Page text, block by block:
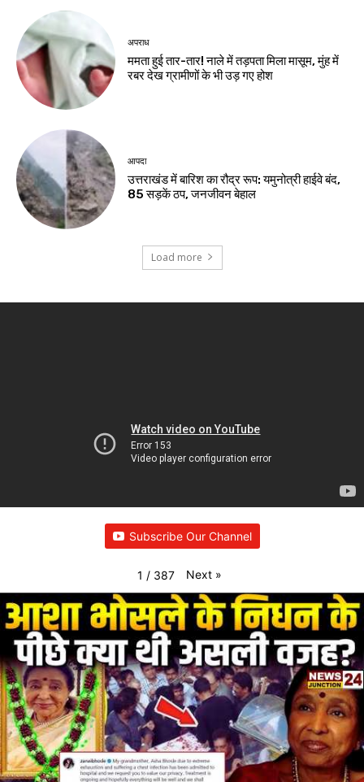
अपराध
ममता हुई तार-तार! नाले में तड़पता मिला मासूम, मुंह में
रबर देख ग्रामीणों के भी उड़ गए होश
आपदा
उत्तराखंड में बारिश का रौद्र रूप: यमुनोत्री हाईवे बंद,
85 सड़कें ठप, जनजीवन बेहाल
Load more
Subscribe Our Channel
1 / 387 Next »